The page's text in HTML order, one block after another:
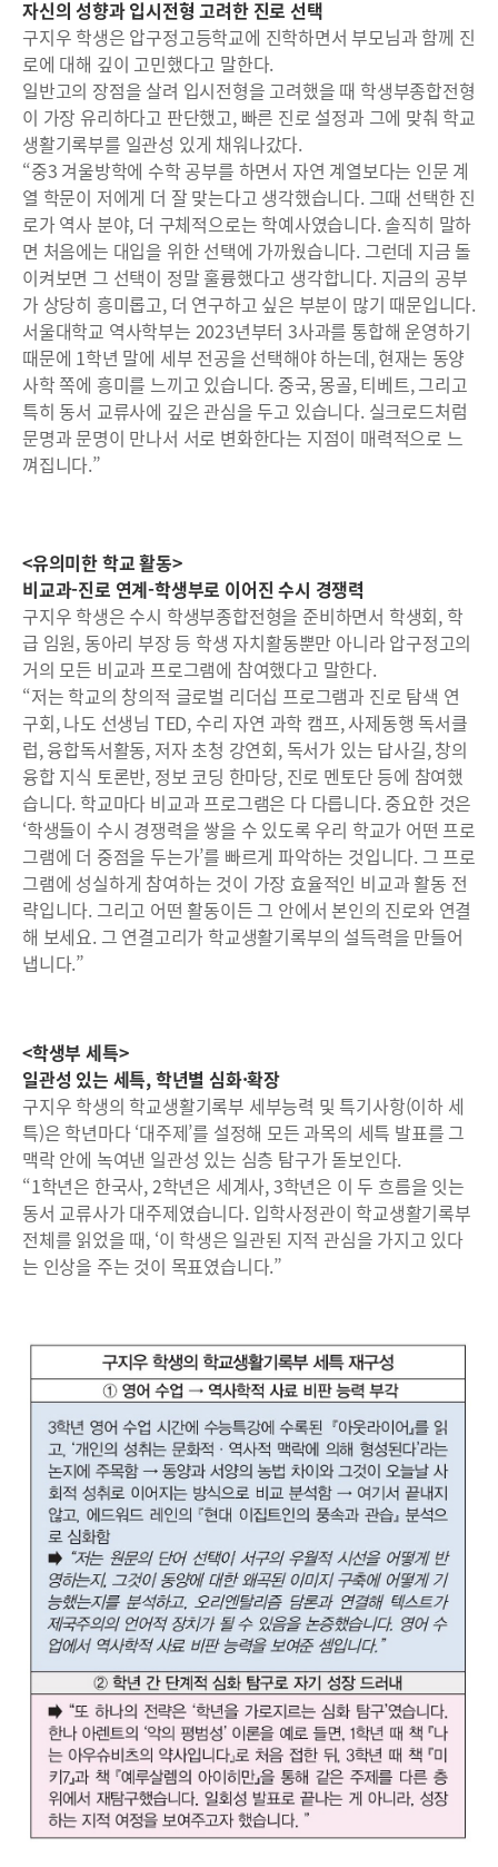
자신의 성향과 입시전형 고려한 진로 선택
구지우 학생은 압구정고등학교에 진학하면서 부모님과 함께 진
로에 대해 깊이 고민했다고 말한다.
일반고의 장점을 살려 입시전형을 고려했을 때 학생부종합전형
이 가장 유리하다고 판단했고, 빠른 진로 설정과 그에 맞춰 학교
생활기록부를 일관성 있게 채워나갔다.
“중3 겨울방학에 수학 공부를 하면서 자연 계열보다는 인문 계
열 학문이 저에게 더 잘 맞는다고 생각했습니다. 그때 선택한 진
로가 역사 분야, 더 구체적으로는 학예사였습니다. 솔직히 말하
면 처음에는 대입을 위한 선택에 가까웠습니다. 그런데 지금 돌
이켜보면 그 선택이 정말 훌륭했다고 생각합니다. 지금의 공부
가 상당히 흥미롭고, 더 연구하고 싶은 부분이 많기 때문입니다.
서울대학교 역사학부는 2023년부터 3사과를 통합해 운영하기
때문에 1학년 말에 세부 전공을 선택해야 하는데, 현재는 동양
사학 쪽에 흥미를 느끼고 있습니다. 중국, 몽골, 티베트, 그리고
특히 동서 교류사에 깊은 관심을 두고 있습니다. 실크로드처럼
문명과 문명이 만나서 서로 변화한다는 지점이 매력적으로 느
껴집니다.”
<유의미한 학교 활동>
비교과-진로 연계-학생부로 이어진 수시 경쟁력
구지우 학생은 수시 학생부종합전형을 준비하면서 학생회, 학
급 임원, 동아리 부장 등 학생 자치활동뿐만 아니라 압구정고의
거의 모든 비교과 프로그램에 참여했다고 말한다.
“저는 학교의 창의적 글로벌 리더십 프로그램과 진로 탐색 연
구회, 나도 선생님 TED, 수리 자연 과학 캠프, 사제동행 독서클
럽, 융합독서활동, 저자 초청 강연회, 독서가 있는 답사길, 창의
융합 지식 토론반, 정보 코딩 한마당, 진로 멘토단 등에 참여했
습니다. 학교마다 비교과 프로그램은 다 다릅니다. 중요한 것은
‘학생들이 수시 경쟁력을 쌓을 수 있도록 우리 학교가 어떤 프로
그램에 더 중점을 두는가’를 빠르게 파악하는 것입니다. 그 프로
그램에 성실하게 참여하는 것이 가장 효율적인 비교과 활동 전
략입니다. 그리고 어떤 활동이든 그 안에서 본인의 진로와 연결
해 보세요. 그 연결고리가 학교생활기록부의 설득력을 만들어
냅니다.”
<학생부 세특>
일관성 있는 세특, 학년별 심화·확장
구지우 학생의 학교생활기록부 세부능력 및 특기사항(이하 세
특)은 학년마다 ‘대주제’를 설정해 모든 과목의 세특 발표를 그
맥락 안에 녹여낸 일관성 있는 심층 탐구가 돋보인다.
“1학년은 한국사, 2학년은 세계사, 3학년은 이 두 흐름을 잇는
동서 교류사가 대주제였습니다. 입학사정관이 학교생활기록부
전체를 읽었을 때, ‘이 학생은 일관된 지적 관심을 가지고 있다
는 인상을 주는 것이 목표였습니다.”